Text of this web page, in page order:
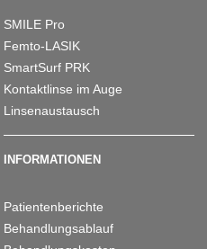
SMILE Pro
Femto-LASIK
SmartSurf PRK
Kontaktlinse im Auge
Linsenaustausch
INFORMATIONEN
Patientenberichte
Behandlungsablauf